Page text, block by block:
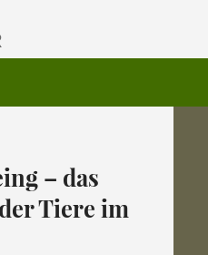
– das
Tiere im